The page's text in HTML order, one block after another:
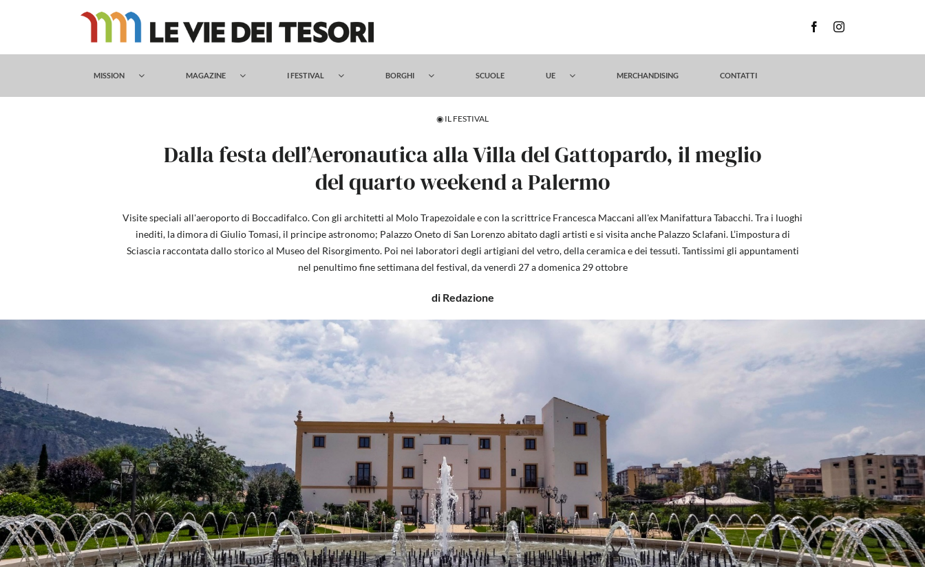
MISSION MAGAZINE I FESTIVAL BORGHI SCUOLE UE MERCHANDISING CONTATTI
◉ IL FESTIVAL
Dalla festa dell’Aeronautica alla Villa del Gattopardo, il meglio
del quarto weekend a Palermo
Visite speciali all'aeroporto di Boccadifalco. Con gli architetti al Molo Trapezoidale e con la scrittrice Francesca Maccani all'ex Manifattura Tabacchi. Tra i luoghi
inediti, la dimora di Giulio Tomasi, il principe astronomo; Palazzo Oneto di San Lorenzo abitato dagli artisti e si visita anche Palazzo Sclafani. L’impostura di
Sciascia raccontata dallo storico al Museo del Risorgimento. Poi nei laboratori degli artigiani del vetro, della ceramica e dei tessuti. Tantissimi gli appuntamenti
nel penultimo fine settimana del festival, da venerdì 27 a domenica 29 ottobre
di Redazione